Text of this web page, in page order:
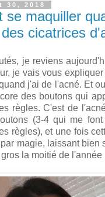
2018
se maquiller
cicatrices
je reviens
je vais vous
j'ai de l'acné. Et
des boutons qui
règles. C'est de
(3-4 qui me
règles), et une fois
magie, laissant bien
la moitié de l'année